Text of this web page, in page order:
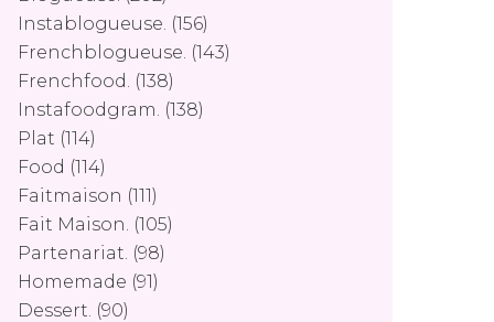
Instablogueuse. (156)
Frenchblogueuse. (143)
Frenchfood. (138)
Instafoodgram. (138)
Plat (114)
Food (114)
Faitmaison (111)
Fait Maison. (105)
Partenariat. (98)
Homemade (91)
Dessert. (90)